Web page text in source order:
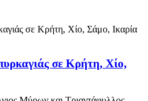
σε Κρήτη, Χίο,